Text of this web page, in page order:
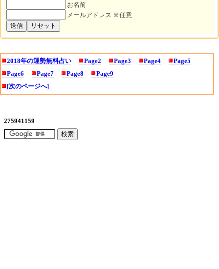
お名前
メールアドレス ※任意
2018年の運勢無料占い Page2 Page3 Page4
Page5
Page6
Page7 Page8
Page9
[次のページへ]